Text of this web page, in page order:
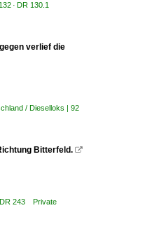
· DR 130.1
verlief die
/ Dieselloks | 92
Bitterfeld. 
243 Private